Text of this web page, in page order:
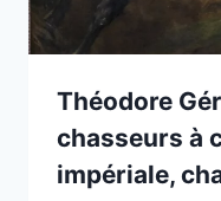
Théodore
chasseurs à
impériale,